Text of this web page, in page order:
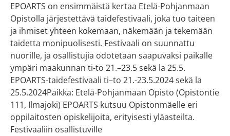
EPOARTS on ensimmäistä kertaa Etelä-Pohjanmaan
Opistolla järjestettävä taidefestivaali, joka tuo taiteen
ja ihmiset yhteen kokemaan, näkemään ja tekemään
taidetta monipuolisesti. Festivaali on suunnattu
nuorille, ja osallistujia odotetaan saapuvaksi paikalle
ympäri maakunnan ti-to 21.–23.5 sekä la 25.5.
EPOARTS-taidefestivaali ti–to 21.-23.5.2024 sekä la
25.5.2024Paikka: Etelä-Pohjanmaan Opisto (Opistontie
111, Ilmajoki) EPOARTS kutsuu Opistonmäelle eri
oppilaitosten opiskelijoita, erityisesti yläasteilta.
Festivaaliin osallistuville